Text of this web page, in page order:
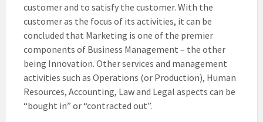
customer and to satisfy the customer. With the
customer as the focus of its activities, it can be
concluded that Marketing is one of the premier
components of Business Management – the other
being Innovation. Other services and management
activities such as Operations (or Production), Human
Resources, Accounting, Law and Legal aspects can be
“bought in” or “contracted out”.